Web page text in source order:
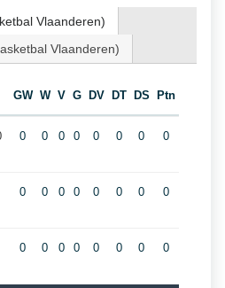
Vlaanderen)
Vlaanderen)
GW W V G DV DT DS Ptn
0 0 0 0 0 0 0 0
0 0 0 0 0 0 0 0
0 0 0 0 0 0 0 0